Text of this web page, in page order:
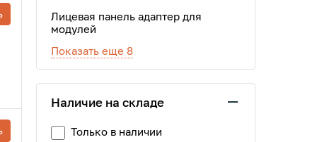
Лицевая панель адаптер для
модулей
Показать еще 8
Наличие на складе
Только в наличии